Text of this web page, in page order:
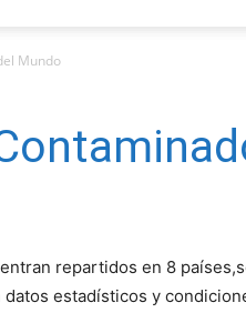
Mundo
repartidos en 8
estadísticos y